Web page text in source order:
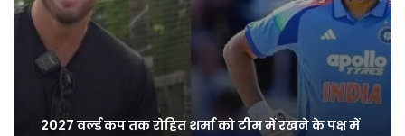
2027 वर्ल्ड कप तक रोहित शर्मा को टीम में रखने के पक्ष में